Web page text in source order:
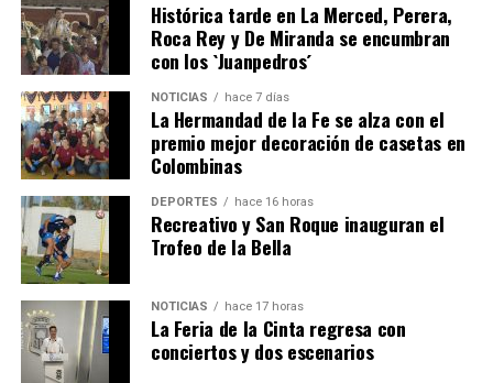
QUINTA CORRIDA DE LAS FIESTAS COLOMBINAS
2026
hace 5 días· Huelvatv
Histórica tarde en La Merced, Perera,
Roca Rey y De Miranda se encumbran
con los `Juanpedros´
NOTICIAS hace 7 días
La Hermandad de la Fe se alza con el
premio mejor decoración de casetas en
Colombinas
DEPORTES hace 16 horas
Recreativo y San Roque inauguran el
Trofeo de la Bella
NOTICIAS hace 17 horas
La Feria de la Cinta regresa con
conciertos y dos escenarios